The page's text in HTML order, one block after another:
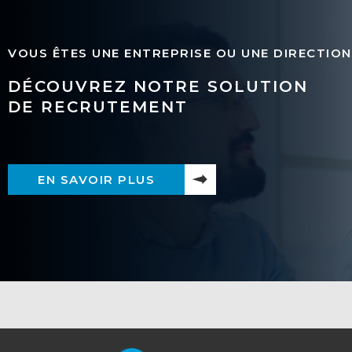
VOUS ÊTES UNE ENTREPRISE OU UNE
DÉCOUVREZ NOTRE SOLUTION
DE RECRUTEMENT
EN SAVOIR PLUS